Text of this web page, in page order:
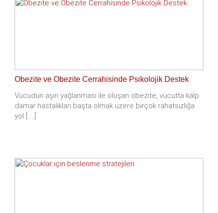
Obezite ve Obezite Cerrahisinde Psikolojik Destek
Vücudun aşırı yağlanması ile oluşan obezite, vücutta kalp
damar hastalıkları başta olmak üzere birçok rahatsızlığa
yol [.....]